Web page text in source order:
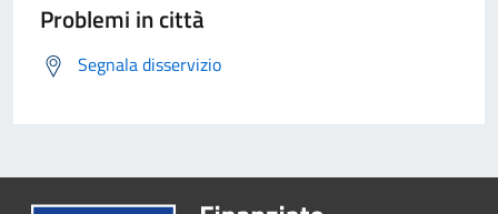
Problemi in città
Segnala disservizio